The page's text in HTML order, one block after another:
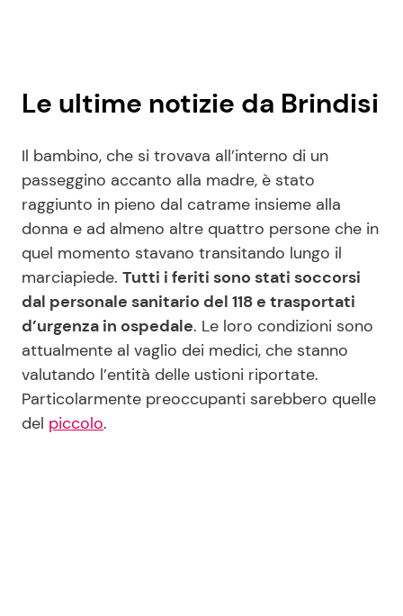
Disclaimer e Privacy
Contattaci
Pubblicità
Privacy Policy
Le ultime notizie da Brindisi
Il bambino, che si trovava all’interno di un
passeggino accanto alla madre, è stato
raggiunto in pieno dal catrame insieme alla
donna e ad almeno altre quattro persone che in
quel momento stavano transitando lungo il
marciapiede. Tutti i feriti sono stati soccorsi
dal personale sanitario del 118 e trasportati
d’urgenza in ospedale. Le loro condizioni sono
attualmente al vaglio dei medici, che stanno
valutando l’entità delle ustioni riportate.
Particolarmente preoccupanti sarebbero quelle
del piccolo.